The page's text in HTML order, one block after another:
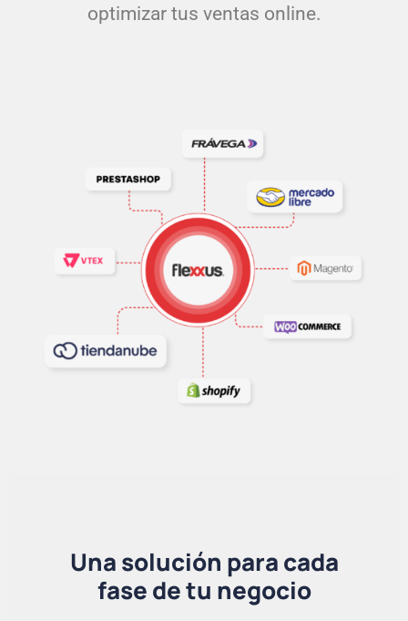
optimizar tus ventas online.
Una solución para cada
fase de tu negocio